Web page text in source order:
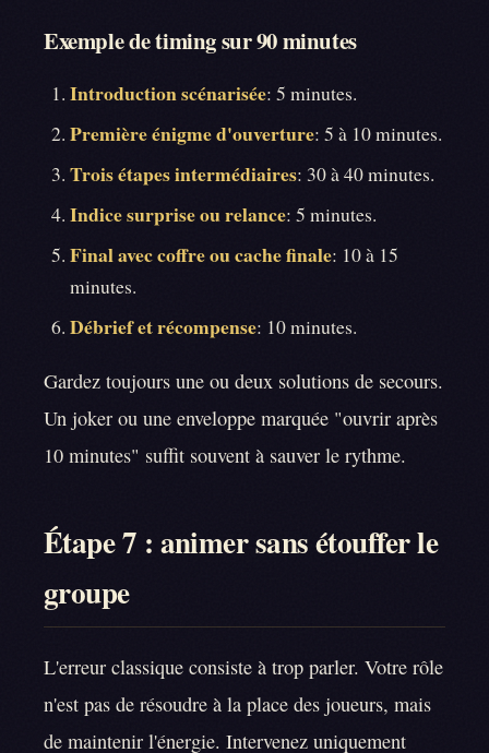
Exemple de timing sur 90 minutes
Introduction scénarisée: 5 minutes.
Première énigme d'ouverture: 5 à 10 minutes.
Trois étapes intermédiaires: 30 à 40 minutes.
Indice surprise ou relance: 5 minutes.
Final avec coffre ou cache finale: 10 à 15
minutes.
Débrief et récompense: 10 minutes.
Gardez toujours une ou deux solutions de secours.
Un joker ou une enveloppe marquée "ouvrir après
10 minutes" suffit souvent à sauver le rythme.
Étape 7 : animer sans étouffer le
groupe
L'erreur classique consiste à trop parler. Votre rôle
n'est pas de résoudre à la place des joueurs, mais
de maintenir l'énergie. Intervenez uniquement